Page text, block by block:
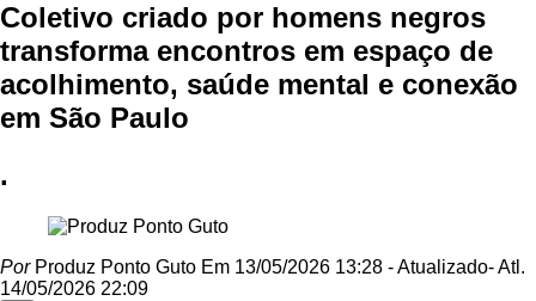
Coletivo criado por homens negros
transforma encontros em espaço de
acolhimento, saúde mental e conexão
em São Paulo
.
PorProduz Ponto Guto Em 13/05/2026 13:28 - Atualizado- Atl.
14/05/2026 22:09